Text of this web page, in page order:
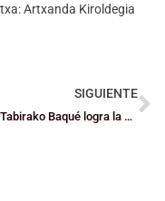
Artxanda Kiroldegia
SIGUIENTE
ÉLITE: Tabirako Baqué logra la primera victoria de la temporada y el Teknei Zornotza la deja escapar ante el Cáceres